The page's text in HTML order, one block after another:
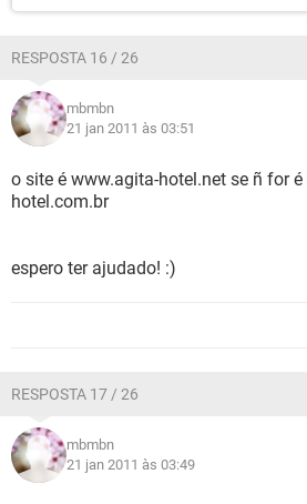
RESPOSTA 16 / 26
mbmbn
21 jan 2011 às 03:51
o site é www.agita-hotel.net se ñ for
hotel.com.br
espero ter ajudado! :)
RESPOSTA 17 / 26
mbmbn
21 jan 2011 às 03:49